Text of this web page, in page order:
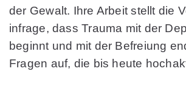
der Gewalt. Ihre Arbeit stellt die
infrage, dass Trauma mit der
beginnt und mit der Befreiung
Fragen auf, die bis heute